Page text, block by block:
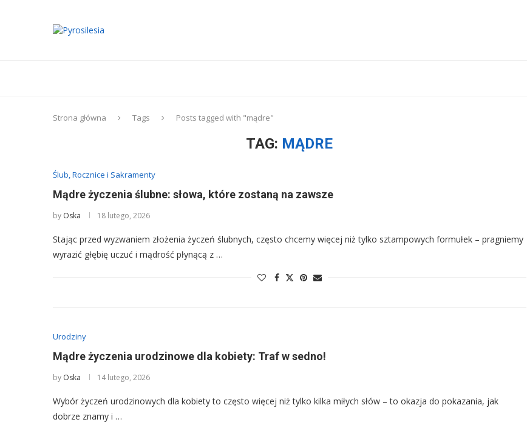
Strona główna Tags Posts tagged with "mądre"
TAG: MĄDRE
Ślub, Rocznice i Sakramenty
Mądre życzenia ślubne: słowa, które zostaną na zawsze
by Oska 18 lutego, 2026
Stając przed wyzwaniem złożenia życzeń ślubnych, często chcemy więcej niż tylko sztampowych formułek – pragniemy
wyrazić głębię uczuć i mądrość płynącą z …
Urodziny
Mądre życzenia urodzinowe dla kobiety: Traf w sedno!
by Oska 14 lutego, 2026
Wybór życzeń urodzinowych dla kobiety to często więcej niż tylko kilka miłych słów – to okazja do pokazania, jak
dobrze znamy i …